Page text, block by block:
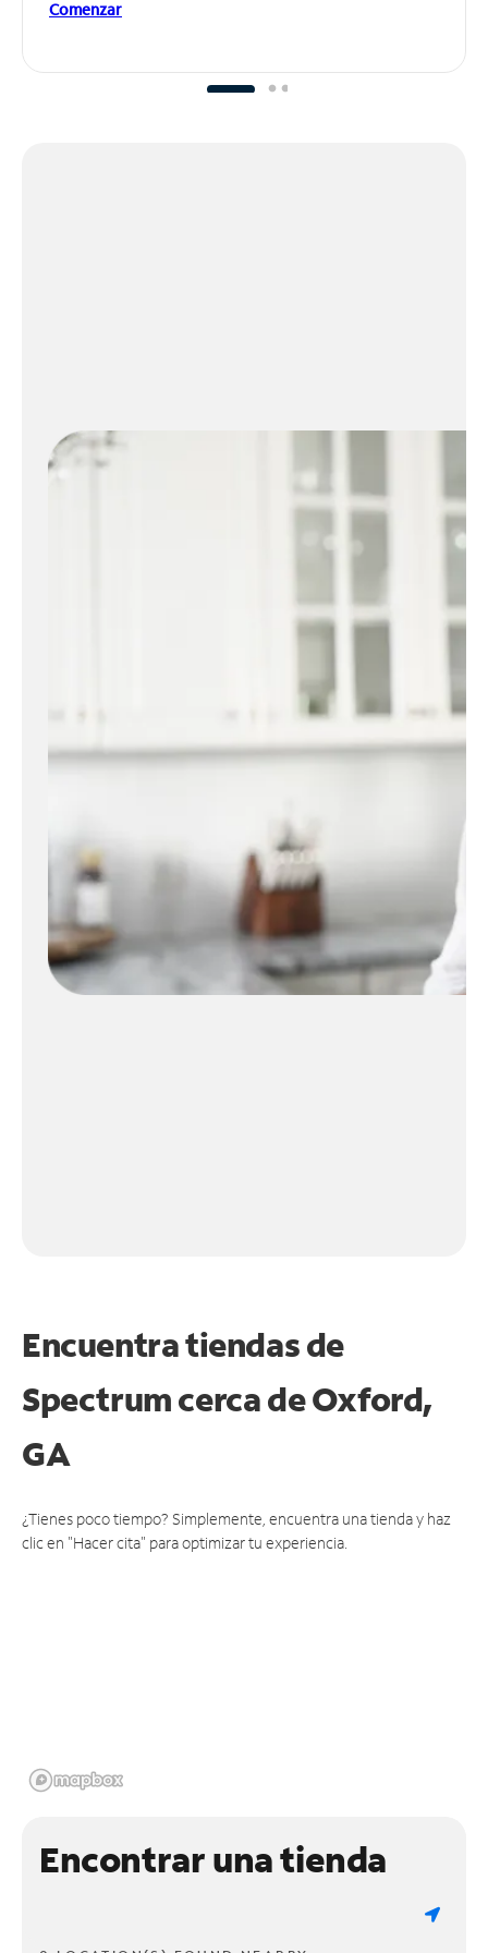
Comenzar
Encuentra tiendas de
Spectrum cerca deOxford,
GA
¿Tienes poco tiempo? Simplemente, encuentra una tienda y haz
clic en "Hacer cita" para optimizar tu experiencia.
Encontrar una tienda